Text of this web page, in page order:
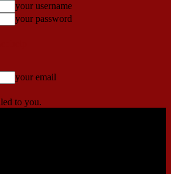
your username
your password
your email
to you.